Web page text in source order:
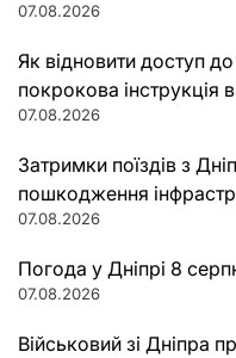
07.08.2026
Як відновити доступ
покрокова інструкція
07.08.2026
Затримки поїздів з
пошкодження
07.08.2026
Погода у Дніпрі 8
07.08.2026
Військовий зі Дніпра